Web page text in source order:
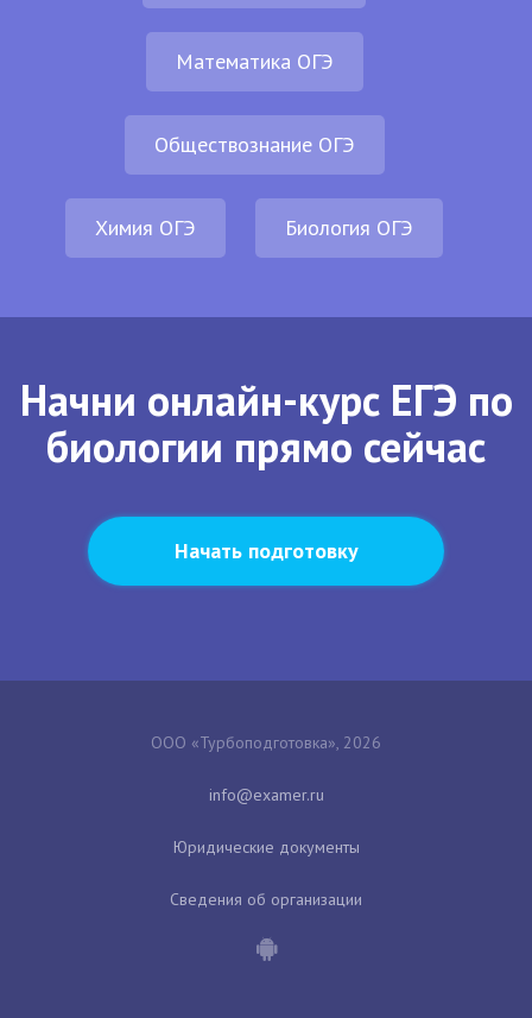
Математика ОГЭ
Обществознание ОГЭ
Химия ОГЭ Биология ОГЭ
Начни онлайн-курс ЕГЭ по
биологии прямо сейчас
Начать подготовку
ООО «Турбоподготовка», 2026
Юридические документы
Сведения об организации